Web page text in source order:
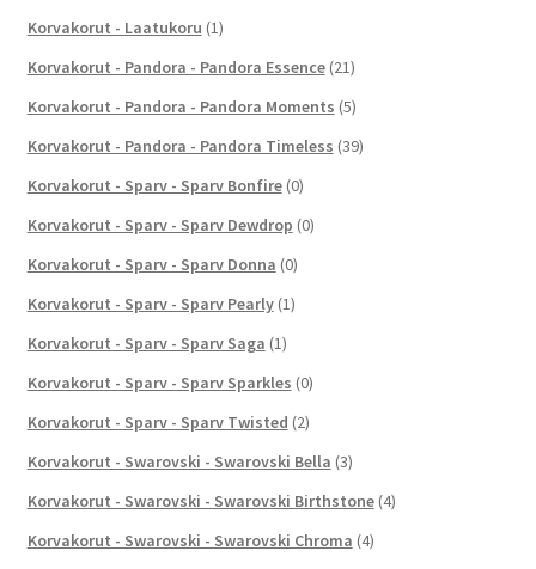
Korvakorut - Laatukoru (1)
Korvakorut - Pandora - Pandora Essence (21)
Korvakorut - Pandora - Pandora Moments (5)
Korvakorut - Pandora - Pandora Timeless (39)
Korvakorut - Sparv - Sparv Bonfire (0)
Korvakorut - Sparv - Sparv Dewdrop (0)
Korvakorut - Sparv - Sparv Donna (0)
Korvakorut - Sparv - Sparv Pearly (1)
Korvakorut - Sparv - Sparv Saga (1)
Korvakorut - Sparv - Sparv Sparkles (0)
Korvakorut - Sparv - Sparv Twisted (2)
Korvakorut - Swarovski - Swarovski Bella (3)
Korvakorut - Swarovski - Swarovski Birthstone (4)
Korvakorut - Swarovski - Swarovski Chroma (4)